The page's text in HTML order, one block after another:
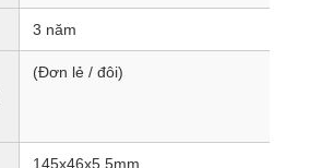
3 năm
(Đơn lẻ / đôi)
145x46x5,5mm